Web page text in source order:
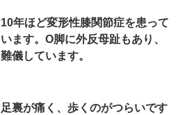
10年ほど変形性膝関節症を患って
います。O脚に外反母趾もあり、
難儀しています。
足裏が痛く、歩くのがつらいです